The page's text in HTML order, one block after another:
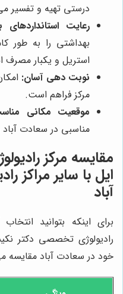
درستی تهیه و تفسیر
رعایت استانداردهای
بهداشتی را به طور
استریل و یکبار مصرف
نوبت دهی آسان:
مرکز فراهم است.
موقعیت مکانی
مناسبی در سعادت
مقایسه مرکز
ایل با سایر مراکز
آباد
برای اینکه بتوانید
رادیولوژی تخصصی دکتر
خود در سعادت آباد مقایسه